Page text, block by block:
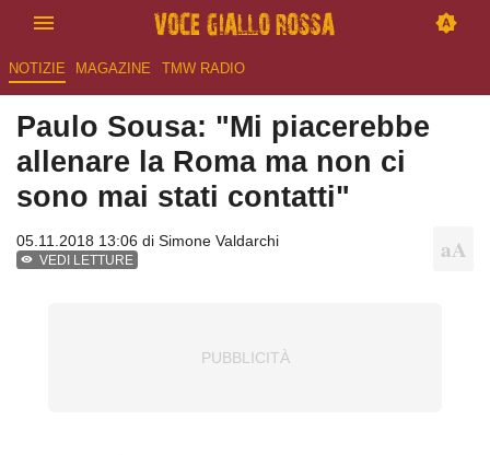
NOTIZIE MAGAZINE TMW RADIO
Paulo Sousa: "Mi piacerebbe
allenare la Roma ma non ci
sono mai stati contatti"
05.11.2018 13:06 di Simone Valdarchi
VEDI LETTURE